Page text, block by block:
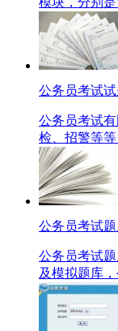
公务员考试
公务员考试
检、招警等
公务员考试
公务员考试
及模拟题库